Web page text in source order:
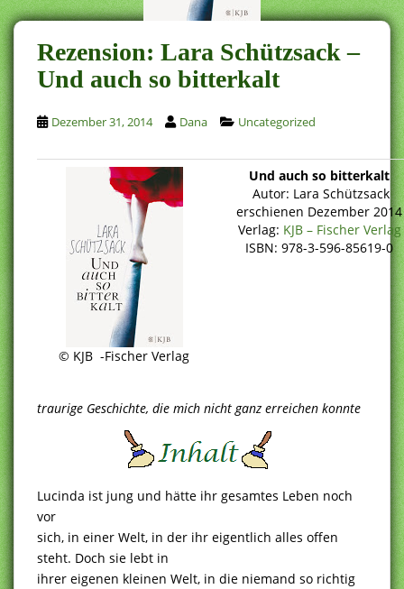
t
Rezension: Lara Schützsack –
Und auch so bitterkalt
Dezember 31, 2014 Dana Uncategorized
© KJB -Fischer Verlag
Und auch so bitterkalt
Autor: Lara Schützsack
erschienen Dezember 2014
Verlag: KJB – Fischer Verlag
ISBN: 978-3-596-85619-0
traurige Geschichte, die mich nicht ganz erreichen konnte
Lucinda ist jung und hätte ihr gesamtes Leben noch
vor
sich, in einer Welt, in der ihr eigentlich alles offen
steht. Doch sie lebt in
ihrer eigenen kleinen Welt, in die niemand so richtig